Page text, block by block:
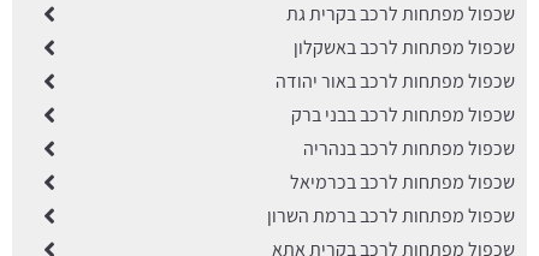
שכפול מפתחות לרכב בקרית גת
שכפול מפתחות לרכב באשקלון
שכפול מפתחות לרכב באור יהודה
שכפול מפתחות לרכב בבני ברק
שכפול מפתחות לרכב בנהריה
שכפול מפתחות לרכב בכרמיאל
שכפול מפתחות לרכב ברמת השרון
שכפול מפתחות לרכב בקרית אתא